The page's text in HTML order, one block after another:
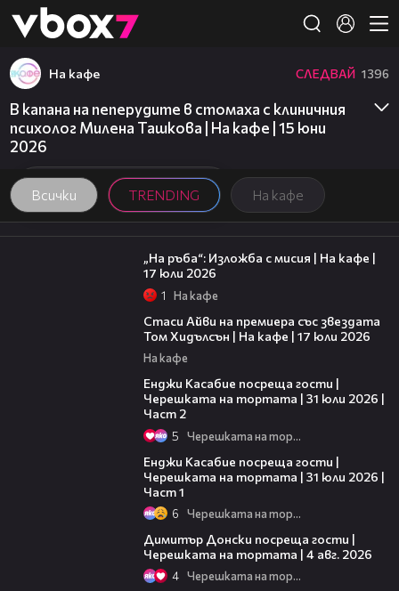
👾
Всички TRENDING На кафе
На кафе СЛЕДВАЙ 1396
В капана на пеперудите в стомаха с клиничния
психолог Милена Ташкова | На кафе | 15 юни
2026
09:09
„На ръба“: Изложба с мисия | На кафе |
17 юли 2026
1 На кафе
Стаси Айви на премиера със звездата
Том Хидълсън | На кафе | 17 юли 2026
На кафе
Енджи Касабие посреща гости |
Черешката на тортата | 31 юли 2026 |
Част 2
5 Черешката на тортата
Енджи Касабие посреща гости |
Черешката на тортата | 31 юли 2026 |
Част 1
6 Черешката на тортата
Димитър Донски посреща гости |
Черешката на тортата | 4 авг. 2026
4 Черешката на тортата